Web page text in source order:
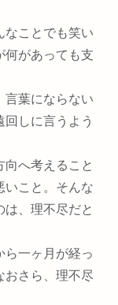
なことでも笑い
があっても支
言葉にならない
しに言うよう
へ考えること
いこと。そんな
、理不尽だと
一ヶ月が経っ
おさら、理不尽